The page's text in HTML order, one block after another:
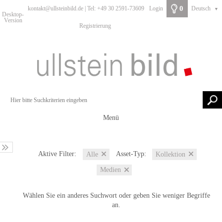
Desktop-
Version
kontakt@ullsteinbild.de | Tel: +49 30 2591-73609 Login
Registrierung
0 Deutsch ▼
Menü
Aktive Filter: Alle Asset-Typ: Kollektion
Medien
Wählen Sie ein anderes Suchwort oder geben Sie weniger Begriffe
an.